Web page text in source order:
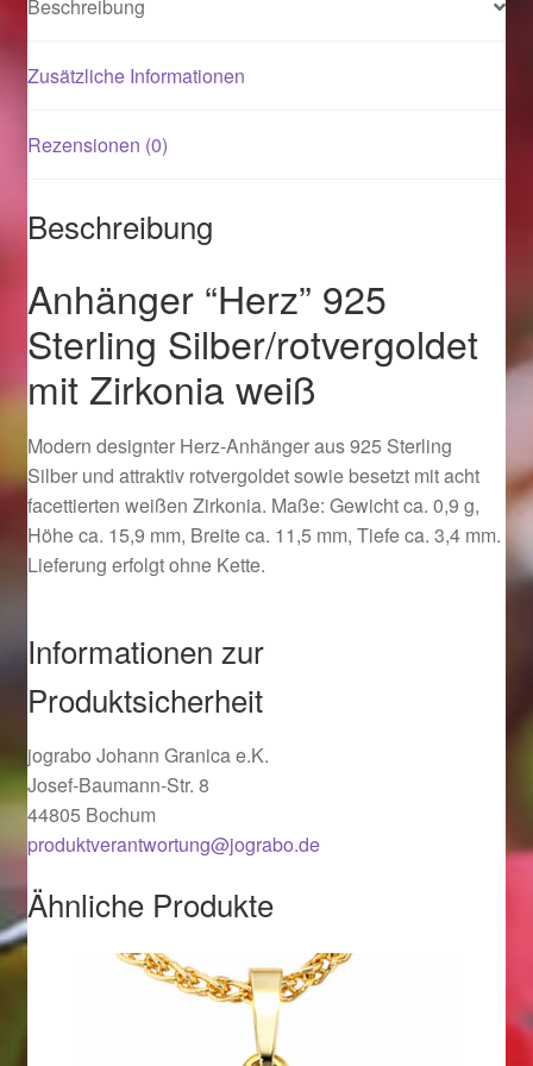
Logout
Ostergeschenke finden für Ostern 2015
Ostergeschenke finden für Ostern 2016
Ostergeschenke finden für Ostern 2017
Ostergeschenke finden für Ostern 2018
Ostergeschenke finden für Ostern 2019
Ostergeschenke finden für Ostern 2021
Ostergeschenke finden für Ostern 2022
Partner
Startseite
Beschreibung
Zusätzliche Informationen
Rezensionen (0)
Beschreibung
Anhänger “Herz” 925
Sterling Silber/rotvergoldet
mit Zirkonia weiß
Modern designter Herz-Anhänger aus 925 Sterling
Silber und attraktiv rotvergoldet sowie besetzt mit acht
facettierten weißen Zirkonia. Maße: Gewicht ca. 0,9 g,
Höhe ca. 15,9 mm, Breite ca. 11,5 mm, Tiefe ca. 3,4 mm.
Lieferung erfolgt ohne Kette.
Informationen zur
Produktsicherheit
jograbo Johann Granica e.K.
Josef-Baumann-Str. 8
44805 Bochum
produktverantwortung@jograbo.de
Ähnliche Produkte